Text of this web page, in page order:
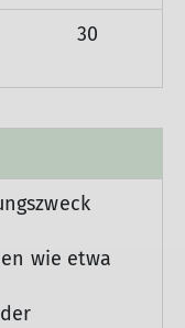
30
wie etwa